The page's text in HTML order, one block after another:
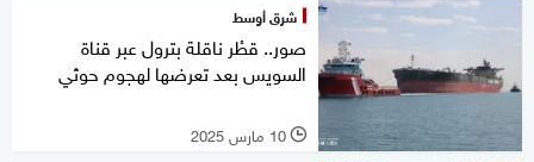
شرق أوسط
صور.. قطْر ناقلة بترول عبر قناة
السويس بعد تعرضها لهجوم حوثي
l 10 مارس 2025